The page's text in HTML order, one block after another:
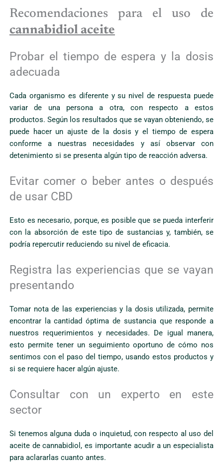
Recomendaciones para el uso de
cannabidiol aceite
Probar el tiempo de espera y la dosis
adecuada
Cada organismo es diferente y su nivel de respuesta puede
variar de una persona a otra, con respecto a estos
productos. Según los resultados que se vayan obteniendo, se
puede hacer un ajuste de la dosis y el tiempo de espera
conforme a nuestras necesidades y así observar con
detenimiento si se presenta algún tipo de reacción adversa.
Evitar comer o beber antes o después
de usar CBD
Esto es necesario, porque, es posible que se pueda interferir
con la absorción de este tipo de sustancias y, también, se
podría repercutir reduciendo su nivel de eficacia.
Registra las experiencias que se vayan
presentando
Tomar nota de las experiencias y la dosis utilizada, permite
encontrar la cantidad óptima de sustancia que responde a
nuestros requerimientos y necesidades. De igual manera,
esto permite tener un seguimiento oportuno de cómo nos
sentimos con el paso del tiempo, usando estos productos y
si se requiere hacer algún ajuste.
Consultar con un experto en este
sector
Si tenemos alguna duda o inquietud, con respecto al uso del
aceite de cannabidiol, es importante acudir a un especialista
para aclararlas cuanto antes.